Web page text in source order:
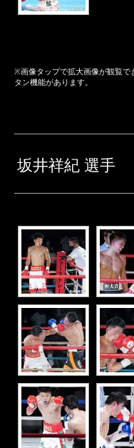
※画像タップで拡大画像が観覧で
タン機能があります。
坂井祥紀 選手